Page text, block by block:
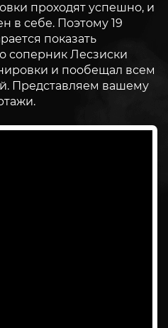
проходят успешно, и
в себе. Поэтому 19
показать
соперник Лесзиски
и пообещал всем
Представляем вашему